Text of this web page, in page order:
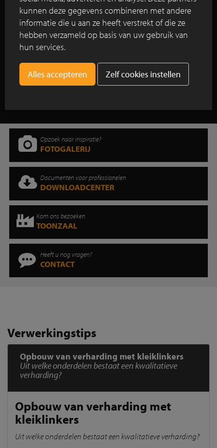
Lees verder
Toon alle reportages
Opzoek naar inspiratie?
FOTOGALERIJ
Documenten voor professionelen
DOWNLOADCENTER
Kom ons bezoeken
TOONZAAL
Heeft u nog vragen?
CONTACT
Verwerkingstips
Opbouw van verharding met kleiklinkers
Uit welke onderdelen bestaat een kwalitatieve
verharding?
Opbouw van verharding met
kleiklinkers
Uit welke onderdelen bestaat een kwalitatieve verharding?
kunnen deze gegevens combineren met andere
informatie die u aan ze heeft verstrekt of die ze
hebben verzameld op basis van uw gebruik van
hun services.
Zelf cookies instellen